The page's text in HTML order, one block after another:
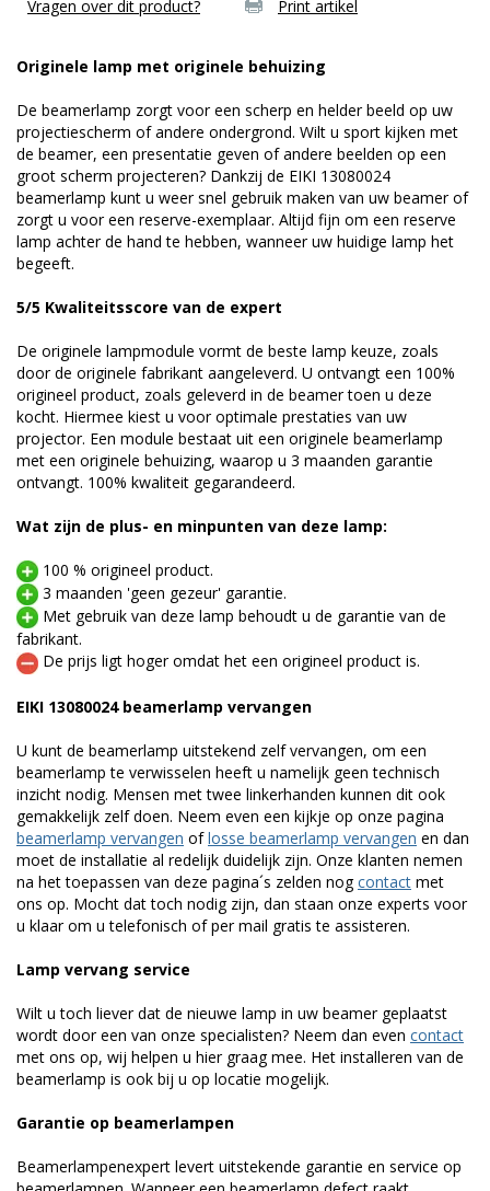
Vragen over dit product?
Print artikel
Originele lamp met originele behuizing
De beamerlamp zorgt voor een scherp en helder beeld op uw
projectiescherm of andere ondergrond. Wilt u sport kijken met
de beamer, een presentatie geven of andere beelden op een
groot scherm projecteren? Dankzij de EIKI 13080024
beamerlamp kunt u weer snel gebruik maken van uw beamer of
zorgt u voor een reserve-exemplaar. Altijd fijn om een reserve
lamp achter de hand te hebben, wanneer uw huidige lamp het
begeeft.
5/5 Kwaliteitsscore van de expert
De originele lampmodule vormt de beste lamp keuze, zoals
door de originele fabrikant aangeleverd. U ontvangt een 100%
origineel product, zoals geleverd in de beamer toen u deze
kocht. Hiermee kiest u voor optimale prestaties van uw
projector. Een module bestaat uit een originele beamerlamp
met een originele behuizing, waarop u 3 maanden garantie
ontvangt. 100% kwaliteit gegarandeerd.
Wat zijn de plus- en minpunten van deze lamp:
100 % origineel product.
3 maanden 'geen gezeur' garantie.
Met gebruik van deze lamp behoudt u de garantie van de
fabrikant.
De prijs ligt hoger omdat het een origineel product is.
EIKI 13080024 beamerlamp vervangen
U kunt de beamerlamp uitstekend zelf vervangen, om een
beamerlamp te verwisselen heeft u namelijk geen technisch
inzicht nodig. Mensen met twee linkerhanden kunnen dit ook
gemakkelijk zelf doen. Neem even een kijkje op onze pagina
beamerlamp vervangen oflosse beamerlamp vervangen en dan
moet de installatie al redelijk duidelijk zijn. Onze klanten nemen
na het toepassen van deze pagina´s zelden nogcontact met
ons op. Mocht dat toch nodig zijn, dan staan onze experts voor
u klaar om u telefonisch of per mail gratis te assisteren.
Lamp vervang service
Wilt u toch liever dat de nieuwe lamp in uw beamer geplaatst
wordt door een van onze specialisten? Neem dan even contact
met ons op, wij helpen u hier graag mee. Het installeren van de
beamerlamp is ook bij u op locatie mogelijk.
Garantie op beamerlampen
Beamerlampenexpert levert uitstekende garantie en service op